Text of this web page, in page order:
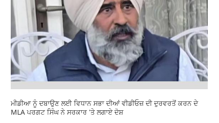
ਮੀਡੀਆ ਨੂੰ ਦਬਾਉਣ ਲਈ ਵਿਧਾਨ ਸਭਾ ਦੀਆਂ ਵੀਡੀਓਜ਼ ਦੀ ਦੁਰਵਰਤੋਂ ਕਰਨ ਦੇ
MLA ਪਰਗਟ ਸਿੰਘ ਨੇ ਸਰਕਾਰ 'ਤੇ ਲਗਾਏ ਦੋਸ਼